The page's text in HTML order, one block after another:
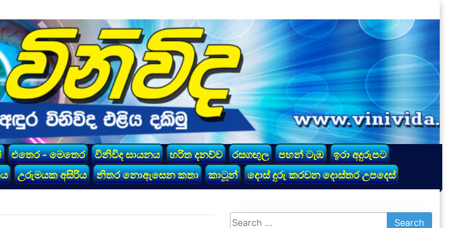
එතෙර - මෙතෙර විනිවිද සායනය හරිත දනව්ව රසගඟුල පහන් ටැඹ
ඉරා අදුරුපට
උරුමයක අසිරිය නිතර නොඇසෙන කතා කාටූන් දොස් දුරු කරවන දොස්තර උපදෙස්